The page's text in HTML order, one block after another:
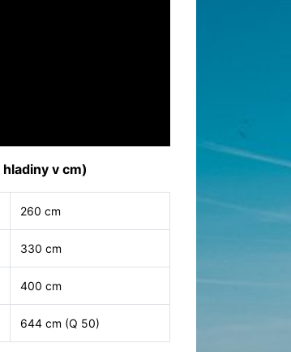
v cm)
260 cm
330 cm
400 cm
644 cm (Q 50)